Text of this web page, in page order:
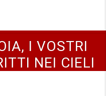
I VOSTRI
NEI CIELI